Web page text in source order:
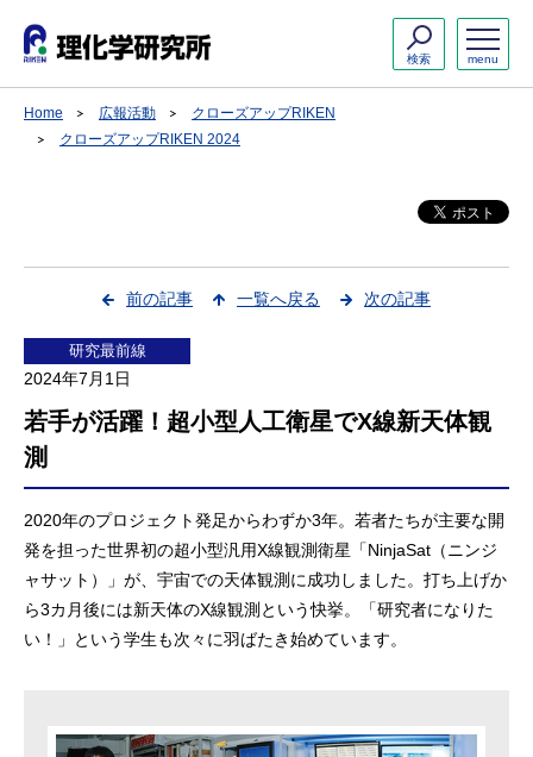
menu
検索
Home 広報活動
クローズアップRIKEN
クローズアップRIKEN 2024
前の記事 一覧へ戻る 次の記事
研究最前線
2024年7月1日
若手が活躍！超小型人工衛星でX線新天体観
測
2020年のプロジェクト発足からわずか3年。若者たちが主要な開
発を担った世界初の超小型汎用X線観測衛星「NinjaSat（ニンジ
ャサット）」が、宇宙での天体観測に成功しました。打ち上げか
ら3カ月後には新天体のX線観測という快挙。「研究者になりた
い！」という学生も次々に羽ばたき始めています。